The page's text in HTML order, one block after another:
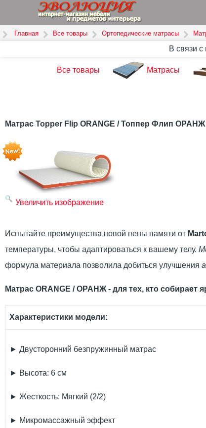
Главная Все товары Ортопедические матрасы
В связи
Все товары Матрасы
Матрас Topper Flip ORANGE / Топпер Флип ОРАНЖ
Увеличить изображение
Испытайте преимущества новой пены памяти от
температуры, чтобы адаптироваться к вашему телу.
формула материала позволила добиться улучшения
Матрас ORANGE / ОРАНЖ - для тех, кто собирает
Характеристики модели:
► Двусторонний безпружинный матрас
► Высота: 6 см
► Жесткость: Мягкий (2/2)
► Микромассажный эффект